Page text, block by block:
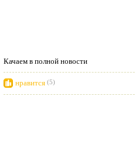
Качаем в полной новости
нравится (5)